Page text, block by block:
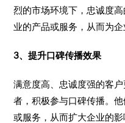
烈的市场环境下，忠诚度
业的产品或服务，从而为企
3、提升口碑传播效果
满意度高、忠诚度强的客
者，积极参与口碑传播。
或服务，从而扩大企业的影